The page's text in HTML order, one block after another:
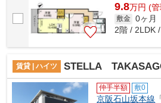
9.8万円 (
敷金 0ヶ月
2階 / 2LDK
賃貸 | ハイツ STELLA
仲手半額 敷0
京阪石山坂本線